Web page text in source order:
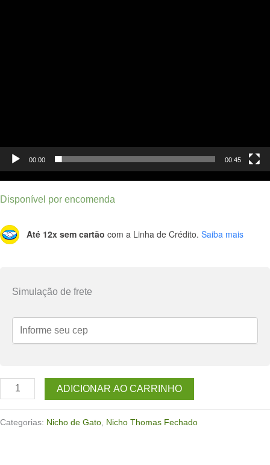
00:00 00:45
Disponível por encomenda
Até 12x sem cartão com a Linha de Crédito. Saiba mais
Simulação de frete
Nicho
parede
ADICIONAR AO CARRINHO
Categorias: Nicho de Gato Nicho Thomas Fechado